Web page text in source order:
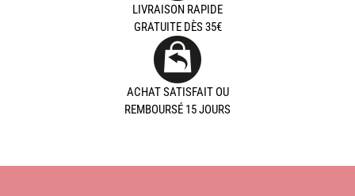
LIVRAISON RAPIDE
GRATUITE DÈS 35€
ACHAT SATISFAIT OU
REMBOURSÉ 15 JOURS